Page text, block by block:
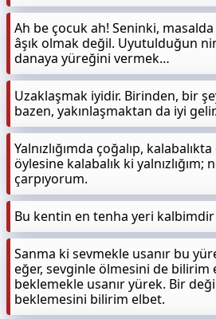
Ah be çocuk ah! Seninki,
âşık olmak değil. Uyutulduğun
danaya yüreğini vermek…
Uzaklaşmak iyidir. Birinden, bir
bazen, yakınlaşmaktan da iyi gelir.
Yalnızlığımda çoğalıp,
öylesine kalabalık ki yalnızlığım;
çarpıyorum.
Bu kentin en tenha yeri
Sanma ki sevmekle usanır bu
eğer, sevginle ölmesini de bilirim
beklemekle usanır yürek. Bir
beklemesini bilirim elbet.